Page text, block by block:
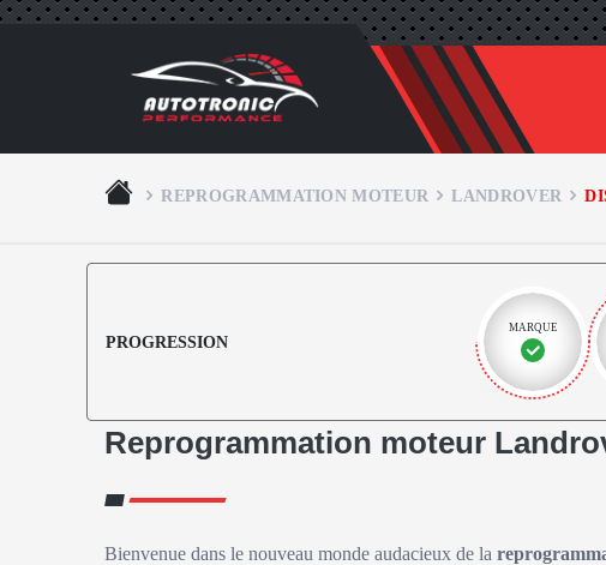
REPROGRAMMATION MOTEUR LANDROVER
PROGRESSION
MARQUE
Reprogrammation moteur
Bienvenue dans le nouveau monde audacieux de la